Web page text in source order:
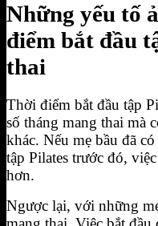
Những yếu tố
điểm bắt đầu
thai
Thời điểm bắt đầu tập
số tháng mang thai mà
khác. Nếu mẹ bầu đã
tập Pilates trước đó,
hơn.
Ngược lại, với những